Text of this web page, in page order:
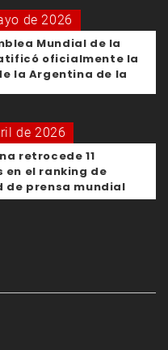
de 2026
Mundial de la
oficialmente la
la Argentina de la
de 2026
retrocede 11
en el ranking de
de prensa mundial